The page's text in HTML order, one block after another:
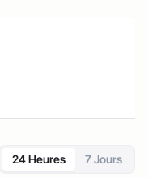
24 Heures 7 Jours